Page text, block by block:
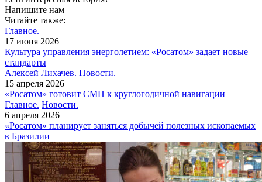
Напишите нам
Читайте также:
Главное.
17 июня 2026
Культура управления энерголетием: «Росатом» задает новые
стандарты
Алексей Лихачев. Новости.
15 апреля 2026
«Росатом» готовит СМП к круглогодичной навигации
Главное. Новости.
6 апреля 2026
«Росатом» планирует заняться добычей полезных ископаемых
в Бразилии